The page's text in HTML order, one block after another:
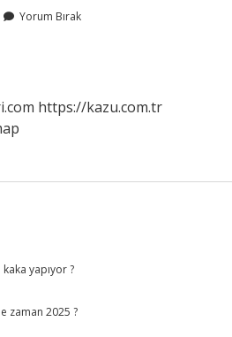
Yorum Bırak
https://kazu.com.tr
yapıyor ?
zaman 2025 ?